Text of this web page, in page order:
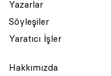
Yazarlar
Söyleşiler
Yaratıcı İşler
Hakkımızda